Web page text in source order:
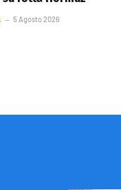
5 Agosto 2026